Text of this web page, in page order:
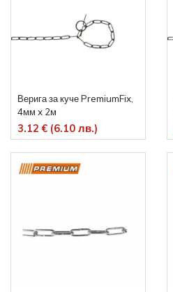
Верига за куче PremiumFix,
4мм x 2м
3.12 € (6.10 лв.)